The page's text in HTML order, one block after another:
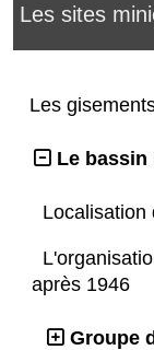
Les sites
Les
Le bassin
Localisation
après 1946
Groupe